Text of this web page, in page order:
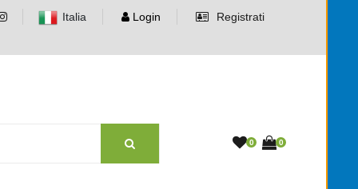
Italia Login Registrati
0 0